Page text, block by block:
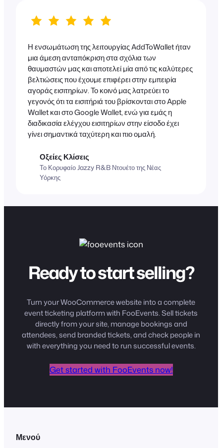
Η ενσωμάτωση της λειτουργίας AddToWallet ήταν
μια άμεση ανταπόκριση στα σχόλια των
θαυμαστών μας και αποτελεί μία από τις καλύτερες
βελτιώσεις που έχουμε επιφέρει στην εμπειρία
αγοράς εισιτηρίων. Το κοινό μας λατρεύει το
γεγονός ότι τα εισιτήριά του βρίσκονται στο Apple
Wallet και στο Google Wallet, ενώ για εμάς η
διαδικασία ελέγχου εισιτηρίων στην είσοδο έχει
γίνει σημαντικά ταχύτερη και πιο ομαλή.
Οξείες Κλίσεις
Το Κορυφαίο Jazzy R&B Ντουέτο της Νέας
Υόρκης
Ready to start selling?
Turn your WooCommerce website into a complete
event ticketing platform with FooEvents. Sell tickets
directly from your site, manage bookings and
attendees, send branded tickets, and check people in
with everything you need to run successful events.
Get started with FooEvents now!
Μενού